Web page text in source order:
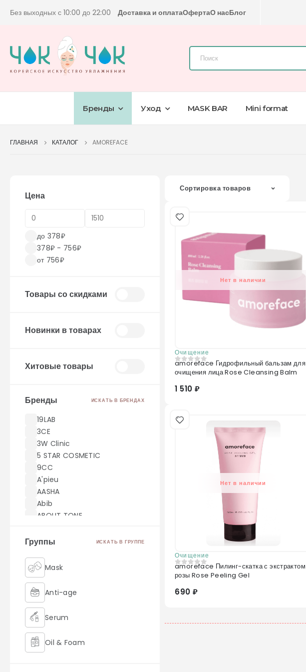
Без выходных с 10:00 до 22:00 Доставка и оплатаОфертаО насБлог
Бренды Уход MASK BAR Mini format
ГЛАВНАЯ КАТАЛОГ AMOREFACE
Сортировка товаров
Нет в наличии
Очищение
0из 5
amoreface Гидрофильный бальзам для
очищения лица Rose Cleansing Balm
1 510 ₽
Нет в наличии
Очищение
0из 5
amoreface Пилинг-скатка с экстрактом
розы Rose Peeling Gel
690 ₽
Цена
до 378₽
378₽ - 756₽
от 756₽
Товары со скидками
Новинки в товарах
Хитовые товары
Бренды ИСКАТЬ В БРЕНДАХ
19LAB
3CE
3W Clinic
5 STAR COSMETIC
9CC
A'pieu
AASHA
Abib
ABOUT TONE
AEKYUNG
AICHUN BEAUTY
Akei Derma
AMILL
amoreface
AMOREPACIFIC
AMUSE
Angel Key
Anjo
Группы ИСКАТЬ В ГРУППЕ
Mask
Anti-age
Serum
Oil & Foam